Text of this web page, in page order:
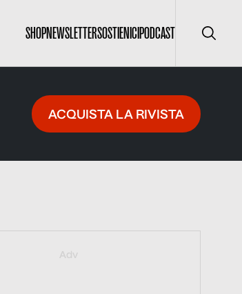
SHOPNEWSLETTERSOSTIENICIPODCAST Cerca
ACQUISTA LA RIVISTA
Adv